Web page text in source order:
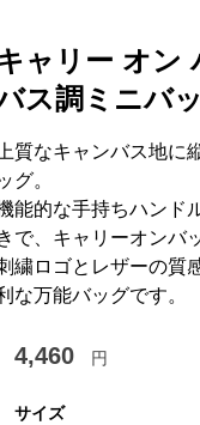
ャリー オン
ス調ミニバ
上質なキャンバス地
グ。
能的な手持ちハンド
で、キャリーオンバ
繍ロゴとレザーの質
な万能バッグです。
4,460 円
サイズ